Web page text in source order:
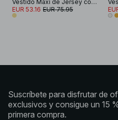
Vestido Maxi de Jersey con Cuello Halter
EUR 53.16 EUR 75.95
Suscríbete para disfrutar de
exclusivos y consigue un 15
primera compra.